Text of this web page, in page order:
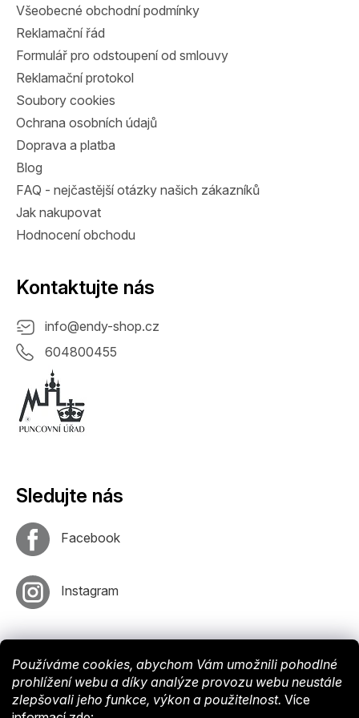
Používáme cookies, abychom Vám umožnili pohodlné
prohlížení webu a díky analýze provozu webu neustále
zlepšovali jeho funkce, výkon a použitelnost. Více
Všeobecné obchodní podmínky
Reklamační řád
Formulář pro odstoupení od smlouvy
Reklamační protokol
Soubory cookies
Ochrana osobních údajů
Doprava a platba
Blog
FAQ - nejčastější otázky našich zákazníků
Jak nakupovat
Hodnocení obchodu
Kontaktujte nás
info@endy-shop.cz
604800455
Sledujte nás
Facebook
Instagram